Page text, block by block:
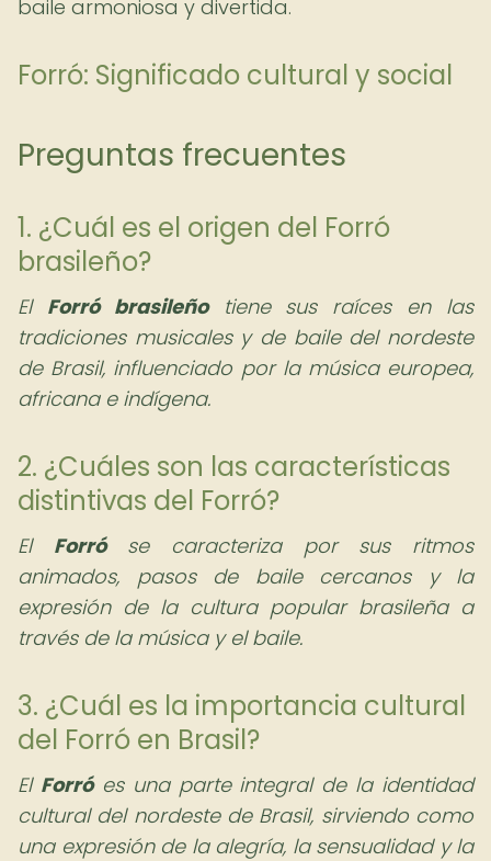
baile armoniosa y divertida.
Forró: Significado cultural y social
Preguntas frecuentes
1. ¿Cuál es el origen del Forró
brasileño?
El Forró brasileñotiene sus raíces en las
tradiciones musicales y de baile del nordeste
de Brasil, influenciado por la música europea,
africana e indígena.
2. ¿Cuáles son las características
distintivas del Forró?
El Forróse caracteriza por sus ritmos
animados, pasos de baile cercanos y la
expresión de la cultura popular brasileña a
través de la música y el baile.
3. ¿Cuál es la importancia cultural
del Forró en Brasil?
El Forróes una parte integral de la identidad
cultural del nordeste de Brasil, sirviendo como
una expresión de la alegría, la sensualidad y la